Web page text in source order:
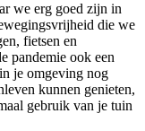
we erg goed zijn in
die we
fietsen en
pandemie ook een
je omgeving nog
kunnen genieten,
gebruik van je tuin